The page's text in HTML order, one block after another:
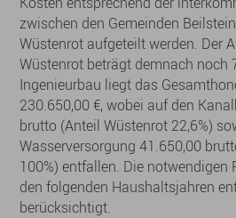
zwischen den Gemeinden
Wüstenrot aufgeteilt werden. Der
Wüstenrot beträgt demnach noch
Ingenieurbau liegt das
230.650,00 €, wobei auf den
brutto (Anteil Wüstenrot 22,6%)
Wasserversorgung 41.650,00
100%) entfallen. Die notwendigen
den folgenden Haushaltsjahren
berücksichtigt.